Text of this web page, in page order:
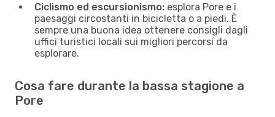
Ciclismo ed escursionismo: esplora Pore e i
paesaggi circostanti in bicicletta o a piedi. È
sempre una buona idea ottenere consigli dagli
uffici turistici locali sui migliori percorsi da
esplorare.
Cosa fare durante la bassa stagione a
Pore